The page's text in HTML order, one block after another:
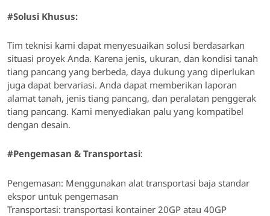
#Solusi Khusus:
Tim teknisi kami dapat menyesuaikan solusi berdasarkan
situasi proyek Anda. Karena jenis, ukuran, dan kondisi tanah
tiang pancang yang berbeda, daya dukung yang diperlukan
juga dapat bervariasi. Anda dapat memberikan laporan
alamat tanah, jenis tiang pancang, dan peralatan penggerak
tiang pancang. Kami menyediakan palu yang kompatibel
dengan desain.
#Pengemasan & Transportasi:
Pengemasan: Menggunakan alat transportasi baja standar
ekspor untuk pengemasan
Transportasi: transportasi kontainer 20GP atau 40GP